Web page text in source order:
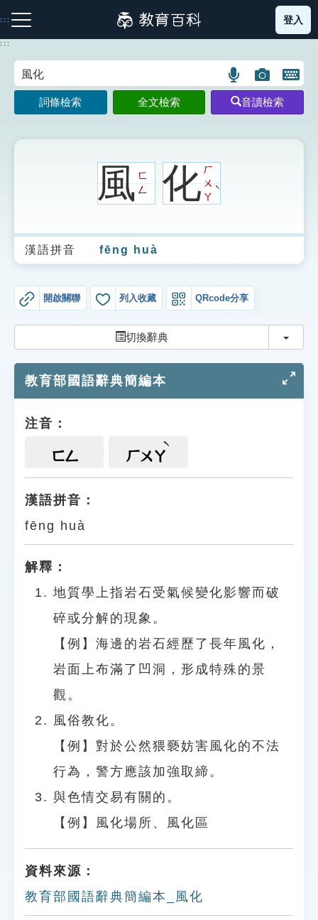
到
主
:::
注音索引圖示 筆畫索引圖示 部首索引表圖示
生字詞彙表
成語故事
索引選單
單字索引
遊戲專區
貓頭鷹博士
登入
:::
語
言
搜
圖
片
搜
開
鍵
圖
詞條檢索 全文檢索 音讀檢索
風ㄈ
ㄥ
化ㄏ
ㄨ
ㄚ
ˋ
漢語拼音 fēng huà
開啟關聯 列入收藏 QRcode分享
切換辭典 切換
教育部國語辭典簡編本
注音：
ㄈㄥ ㄏㄨㄚ
漢語拼音：
fēng huà
解釋：
地質學上指岩石受氣候變化影響而破
碎或分解的現象。
【例】海邊的岩石經歷了長年風化，
岩面上布滿了凹洞，形成特殊的景
觀。
風俗教化。
【例】對於公然猥褻妨害風化的不法
行為，警方應該加強取締。
與色情交易有關的。
【例】風化場所、風化區
資料來源：
教育部國語辭典簡編本_風化